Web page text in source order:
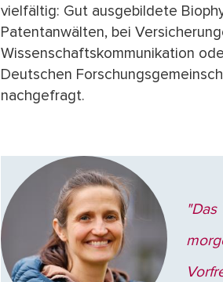
vielfältig: Gut ausgebildete
Patentanwälten, bei
Wissenschaftskommunikation
Deutschen
nachgefragt.